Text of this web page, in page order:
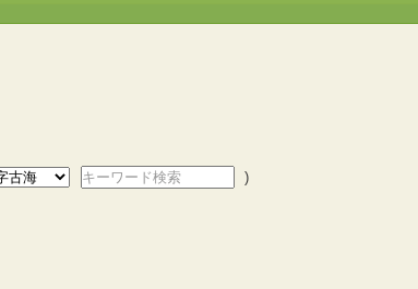
キーワード検索 )